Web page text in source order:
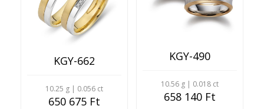
KGY-662
10.25 g | 0.056 ct
650 675 Ft
KGY-490
10.56 g | 0.018 ct
658 140 Ft